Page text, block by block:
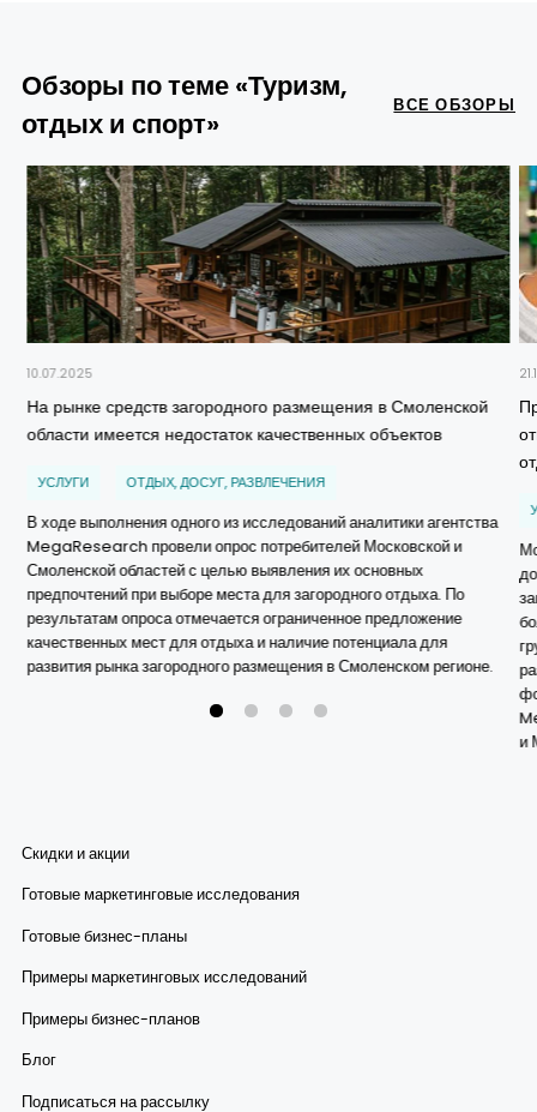
Обзоры по теме «Туризм,
отдых и спорт»
ВСЕ ОБЗОРЫ
10.07.2025
На рынке средств загородного размещения в Смоленской
области имеется недостаток качественных объектов
УСЛУГИ ОТДЫХ, ДОСУГ, РАЗВЛЕЧЕНИЯ
В ходе выполнения одного из исследований аналитики агентства
MegaResearch провели опрос потребителей Московской и
Смоленской областей с целью выявления их основных
предпочтений при выборе места для загородного отдыха. По
результатам опроса отмечается ограниченное предложение
качественных мест для отдыха и наличие потенциала для
развития рынка загородного размещения в Смоленском регионе.
и
Скидки и акции
Готовые маркетинговые исследования
Готовые бизнес-планы
Примеры маркетинговых исследований
Примеры бизнес-планов
Блог
Подписаться на рассылку